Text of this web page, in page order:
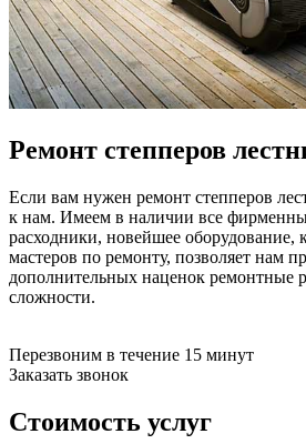
бензопил
бензорезов
бензорезов
беспроводных систем
беспроводных систем
бетоноломов
безменов
биноклей
блендеров
блинниц
блоков автоматики насосов
блоков диспетчеризации
блоков управления
бойлеров
брудеров
Ремонт степперов
Если вам нужен ремонт степперов
к нам. Имеем в наличии все
расходники, новейшее оборудование,
мастеров по ремонту, позволяет нам
дополнительных наценок ремонтные
сложности.
Перезвоним в течение 15 минут
Заказать звонок
Стоимость услуг